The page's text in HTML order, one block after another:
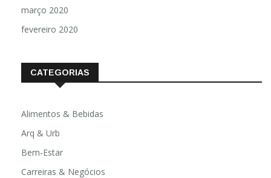
março 2020
fevereiro 2020
CATEGORIAS
Alimentos & Bebidas
Arq & Urb
Bem-Estar
Carreiras & Negócios